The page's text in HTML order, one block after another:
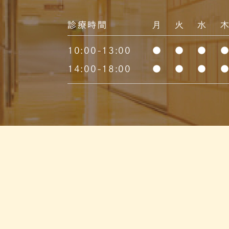
診療時間 月 火 水 木
10:00-13:00 ● ● ● ●
14:00-18:00 ● ● ● ●